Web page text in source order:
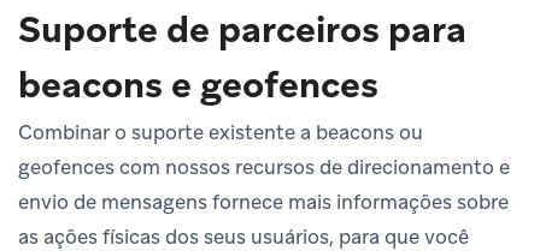
Suporte de parceiros para
beacons e geofences
Combinar o suporte existente a beacons ou
geofences com nossos recursos de direcionamento e
envio de mensagens fornece mais informações sobre
as ações físicas dos seus usuários, para que você